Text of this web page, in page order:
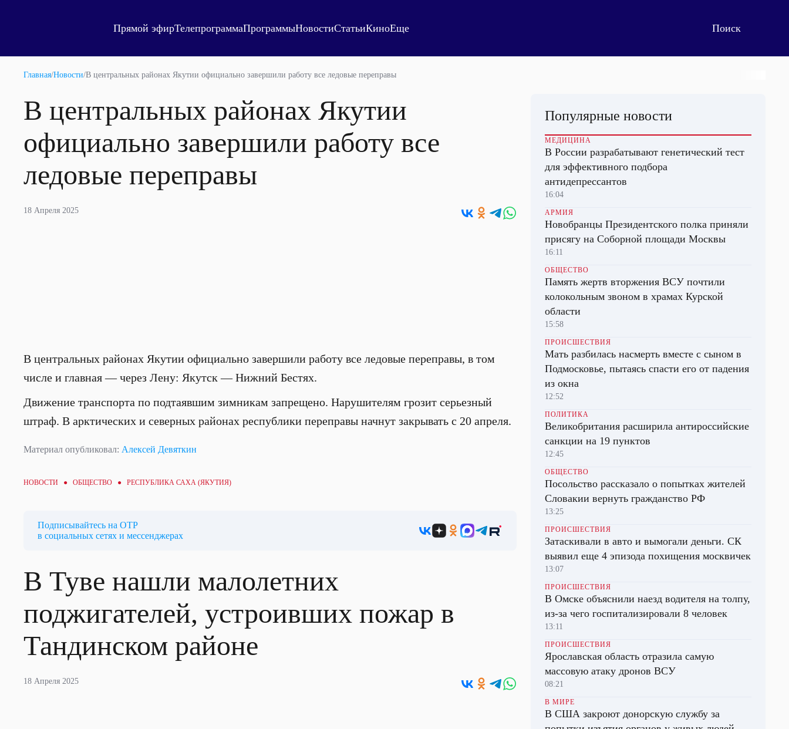
Прямой эфирТелепрограммаПрограммыНовостиСтатьиКиноЕще
Главная/Новости/В центральных районах Якутии официально завершили работу все ледовые переправы
В центральных районах Якутии
официально завершили работу все
ледовые переправы
18 Апреля 2025
В центральных районах Якутии официально завершили работу все ледовые переправы, в том
числе и главная — через Лену: Якутск — Нижний Бестях.
Движение транспорта по подтаявшим зимникам запрещено. Нарушителям грозит серьезный
штраф. В арктических и северных районах республики переправы начнут закрывать с 20 апреля.
Материал опубликовал: Алексей Девяткин
НОВОСТИ ● ОБЩЕСТВО ● РЕСПУБЛИКА САХА (ЯКУТИЯ)
Подписывайтесь на ОТР
в социальных сетях и мессенджерах
В Туве нашли малолетних
поджигателей, устроивших пожар в
Тандинском районе
18 Апреля 2025
Популярные новости
МЕДИЦИНА
В России разрабатывают генетический тест
для эффективного подбора
антидепрессантов
16:04
АРМИЯ
Новобранцы Президентского полка приняли
присягу на Соборной площади Москвы
16:11
ОБЩЕСТВО
Память жертв вторжения ВСУ почтили
колокольным звоном в храмах Курской
области
15:58
ПРОИСШЕСТВИЯ
Мать разбилась насмерть вместе с сыном в
Подмосковье, пытаясь спасти его от падения
из окна
12:52
ПОЛИТИКА
Великобритания расширила антироссийские
санкции на 19 пунктов
12:45
ОБЩЕСТВО
Посольство рассказало о попытках жителей
Словакии вернуть гражданство РФ
13:25
ПРОИСШЕСТВИЯ
Затаскивали в авто и вымогали деньги. СК
выявил еще 4 эпизода похищения москвичек
13:07
ПРОИСШЕСТВИЯ
В Омске объяснили наезд водителя на толпу,
из-за чего госпитализировали 8 человек
13:11
ПРОИСШЕСТВИЯ
Ярославская область отразила самую
массовую атаку дронов ВСУ
08:21
В МИРЕ
В США закроют донорскую службу за